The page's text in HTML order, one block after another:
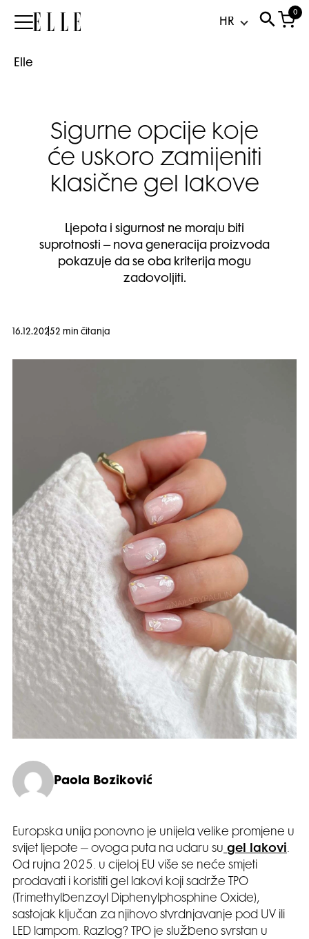
Elle
0
Elle
Sigurne opcije koje
će uskoro zamijeniti
klasične gel lakove
Ljepota i sigurnost ne moraju biti
suprotnosti – nova generacija proizvoda
pokazuje da se oba kriterija mogu
zadovoljiti.
16.12.20252 min čitanja
Paola Boziković
Europska unija ponovno je unijela velike promjene u
svijet ljepote – ovoga puta na udaru su gel lakovi.
Od rujna 2025. u cijeloj EU više se neće smjeti
prodavati i koristiti gel lakovi koji sadrže TPO
(Trimethylbenzoyl Diphenylphosphine Oxide),
sastojak ključan za njihovo stvrdnjavanje pod UV ili
LED lampom. Razlog? TPO je službeno svrstan u